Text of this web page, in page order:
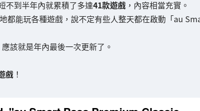
不到半年內就累積了多達41款遊戲，內容相當充實。
都能玩各種遊戲，說不定有些人整天都在啟動「au
該就是年內最後一次更新了。
戲！